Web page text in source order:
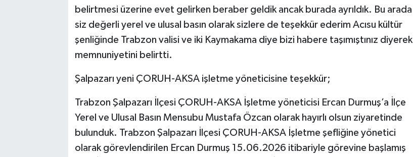
belirtmesi üzerine evet gelirken beraber geldik ancak burada ayrıldık. Bu arada
siz değerli yerel ve ulusal basın olarak sizlere de teşekkür ederim Acısu kültür
şenliğinde Trabzon valisi ve iki Kaymakama diye bizi habere taşımıştınız diyerek
memnuniyetini belirtti.
Şalpazarı yeni ÇORUH-AKSA işletme yöneticisine teşekkür;
Trabzon Şalpazarı İlçesi ÇORUH-AKSA İşletme yöneticisi Ercan Durmuş’a İlçe
Yerel ve Ulusal Basın Mensubu Mustafa Özcan olarak hayırlı olsun ziyaretinde
bulunduk. Trabzon Şalpazarı İlçesi ÇORUH-AKSA İşletme şefliğine yönetici
olarak görevlendirilen Ercan Durmuş 15.06.2026 itibariyle görevine başlamış